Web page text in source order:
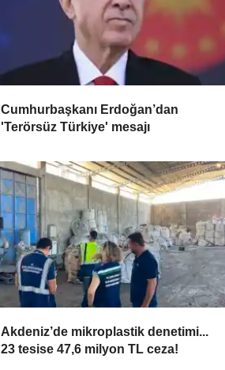
Cumhurbaşkanı Erdoğan’dan
'Terörsüz Türkiye' mesajı
Akdeniz’de mikroplastik denetimi...
23 tesise 47,6 milyon TL ceza!